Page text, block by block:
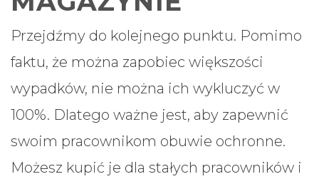
Przejdźmy do kolejnego punktu. Pomimo
faktu, że można zapobiec większości
wypadków, nie można ich wykluczyć w
100%. Dlatego ważne jest, aby zapewnić
swoim pracownikom obuwie ochronne.
Możesz kupić je dla stałych pracowników i